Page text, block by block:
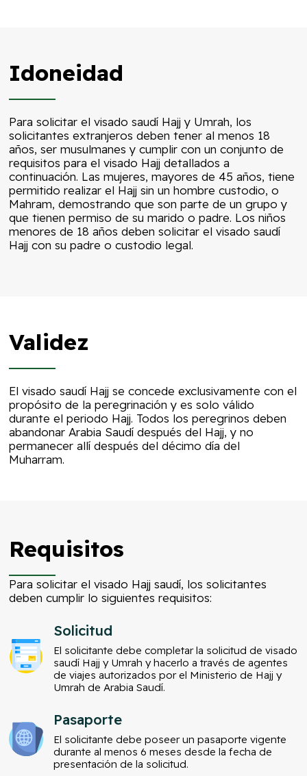
Idoneidad
Para solicitar el visado saudí Hajj y Umrah, los
solicitantes extranjeros deben tener al menos 18
años, ser musulmanes y cumplir con un conjunto de
requisitos para el visado Hajj detallados a
continuación. Las mujeres, mayores de 45 años, tiene
permitido realizar el Hajj sin un hombre custodio, o
Mahram, demostrando que son parte de un grupo y
que tienen permiso de su marido o padre. Los niños
menores de 18 años deben solicitar el visado saudí
Hajj con su padre o custodio legal.
Validez
El visado saudí Hajj se concede exclusivamente con el
propósito de la peregrinación y es solo válido
durante el periodo Hajj. Todos los peregrinos deben
abandonar Arabia Saudí después del Hajj, y no
permanecer allí después del décimo día del
Muharram.
Requisitos
Para solicitar el visado Hajj saudí, los solicitantes
deben cumplir lo siguientes requisitos:
Solicitud
El solicitante debe completar la solicitud de visado
saudí Hajj y Umrah y hacerlo a través de agentes
de viajes autorizados por el Ministerio de Hajj y
Umrah de Arabia Saudí.
Pasaporte
El solicitante debe poseer un pasaporte vigente
durante al menos 6 meses desde la fecha de
presentación de la solicitud.